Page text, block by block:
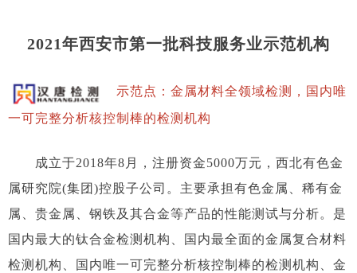
2021年西安市第一批科技服务业示范机构
示范点：金属材料全领域检测，国内唯
一可完整分析核控制棒的检测机构
成立于2018年8月，注册资金5000万元，西北有色金
属研究院(集团)控股子公司。主要承担有色金属、稀有金
属、贵金属、钢铁及其合金等产品的性能测试与分析。是
国内最大的钛合金检测机构、国内最全面的金属复合材料
检测机构、国内唯一可完整分析核控制棒的检测机构、金